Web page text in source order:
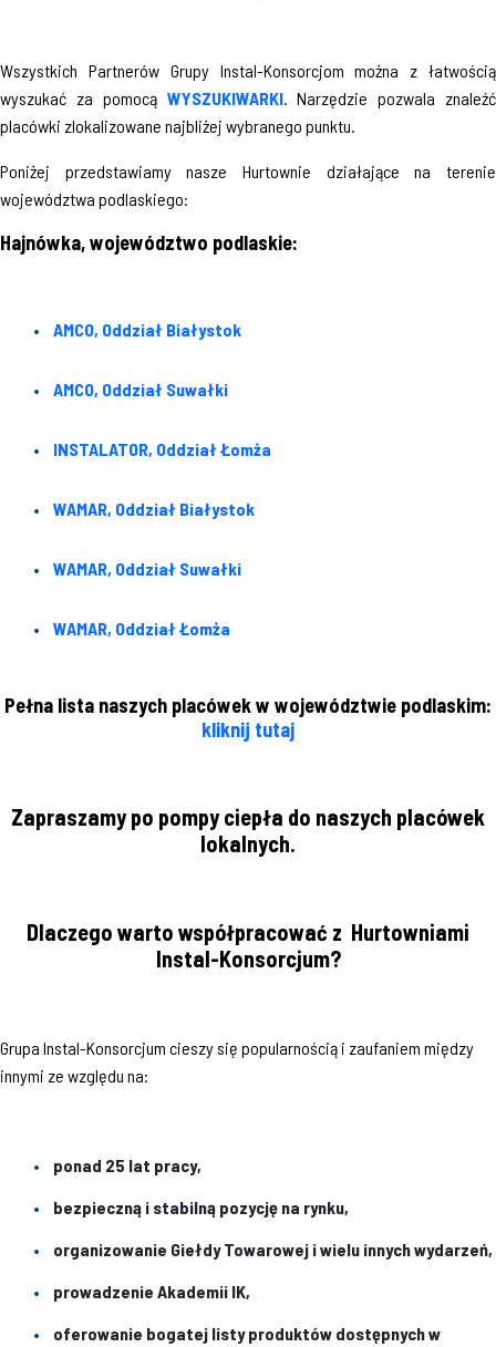
Wszystkich Partnerów Grupy Instal-Konsorcjom można z łatwością
wyszukać za pomocą WYSZUKIWARKI. Narzędzie pozwala znaleźć
placówki zlokalizowane najbliżej wybranego punktu.
Poniżej przedstawiamy nasze Hurtownie działające na terenie
województwa podlaskiego:
Hajnówka, województwo podlaskie:
AMCO, Oddział Białystok
AMCO, Oddział Suwałki
INSTALATOR, Oddział Łomża
WAMAR, Oddział Białystok
WAMAR, Oddział Suwałki
WAMAR, Oddział Łomża
Pełna lista naszych placówek w województwie podlaskim:
kliknij tutaj
Zapraszamy po pompy ciepła do naszych placówek
lokalnych.
Dlaczego warto współpracować z Hurtowniami
Instal-Konsorcjum?
Grupa Instal-Konsorcjum cieszy się popularnością i zaufaniem między
innymi ze względu na:
ponad 25 lat pracy,
bezpieczną i stabilną pozycję na rynku,
organizowanie Giełdy Towarowej i wielu innych wydarzeń,
prowadzenie Akademii IK,
oferowanie bogatej listy produktów dostępnych w